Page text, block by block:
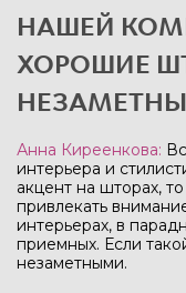
НАШЕЙ
ХОРОШИЕ
Анна Киреенкова:
интерьера и
акцент на шторах,
привлекать
интерьерах, в
приемных. Если
незаметными.